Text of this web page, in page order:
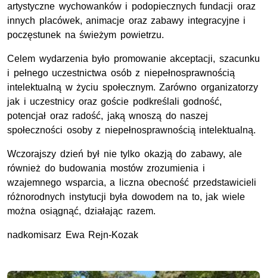
artystyczne wychowanków i podopiecznych fundacji oraz
innych placówek, animacje oraz zabawy integracyjne i
poczęstunek na świeżym powietrzu.
Celem wydarzenia było promowanie akceptacji, szacunku
i pełnego uczestnictwa osób z niepełnosprawnością
intelektualną w życiu społecznym. Zarówno organizatorzy
jak i uczestnicy oraz goście podkreślali godność,
potencjał oraz radość, jaką wnoszą do naszej
społeczności osoby z niepełnosprawnością intelektualną.
Wczorajszy dzień był nie tylko okazją do zabawy, ale
również do budowania mostów zrozumienia i
wzajemnego wsparcia, a liczna obecność przedstawicieli
różnorodnych instytucji była dowodem na to, jak wiele
można osiągnąć, działając razem.
nadkomisarz Ewa Rejn-Kozak